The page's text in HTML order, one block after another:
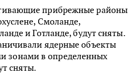
прибрежные районы
Смоланде,
и Готланде, будут сняты.
ядерные объекты
в определенных
сняты.